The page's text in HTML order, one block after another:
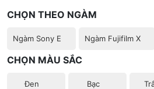
CHỌN THEO NGÀM
Ngàm Sony E Ngàm Fujifilm X
CHỌN MÀU SẮC
Đen Bạc